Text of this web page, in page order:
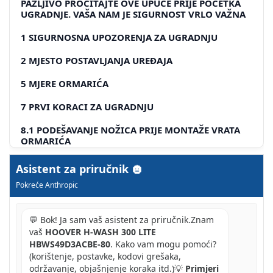
PAŽLJIVO PROČITAJTE OVE UPUĆE PRIJE POČETKA
UGRADNJE. VAŠA NAM JE SIGURNOST VRLO VAŽNA
1 SIGURNOSNA UPOZORENJA ZA UGRADNJU
2 MJESTO POSTAVLJANJA UREĐAJA
5 MJERE ORMARIĆA
7 PRVI KORACI ZA UGRADNJU
8.1 PODEŠAVANJE NOŽICA PRIJE MONTAŽE VRATA
ORMARIĆA
8.2 PROVJERA ISPRAVNE VISINE PERILICE RUBLJA
UNUTAR ORMARIĆA
8.3 POSTAVLJANJE PREDLOŠKA ZA UGRADNJU NA
8.4 BUŠENJE VRATA ORMARIĆA ZA UGRADNJU
ŠARKI
8.5 BUŠENJE VRATA ORMARIĆA ZA UGRADNJU
Asistent za priručnik
Pokreće Anthropic
💬 Bok! Ja sam vaš asistent za priručnik.Znam
vaš HOOVER H-WASH 300 LITE
HBWS49D3ACBE-80. Kako vam mogu pomoći?
(korištenje, postavke, kodovi grešaka,
održavanje, objašnjenje koraka itd.)💡 Primjeri